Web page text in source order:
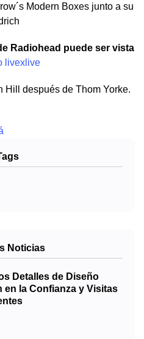
Modern Boxes junto a su
Radiohead puede ser vista
livexlive
Hill después de Thom Yorke.
Noticias
Detalles de Diseño
en la Confianza y Visitas